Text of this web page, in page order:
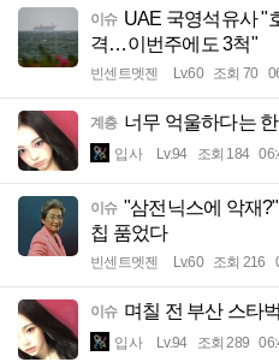
이슈 UAE 국영석유사 "
격…이번주에도 3척"
빈센트멧젠 Lv.60 조회 70
계층 너무 억울하다는
입사 Lv.94 조회 184
이슈 "삼전닉스에 악재
칩 품었다
빈센트멧젠 Lv.60 조회 216
이슈 며칠 전 부산 스타
입사 Lv.94 조회 289